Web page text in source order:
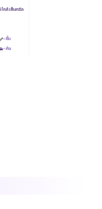
2025
จันทน์ ใกล้ เซ็นทรัล